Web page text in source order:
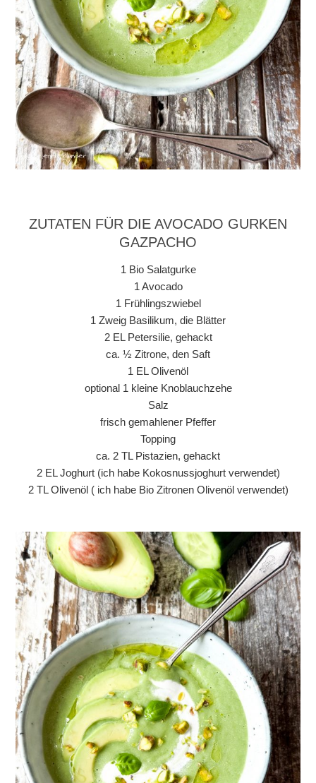
ZUTATEN FÜR DIE AVOCADO GURKEN
GAZPACHO
1 Bio Salatgurke
1 Avocado
1 Frühlingszwiebel
1 Zweig Basilikum, die Blätter
2 EL Petersilie, gehackt
ca. ½ Zitrone, den Saft
1 EL Olivenöl
optional 1 kleine Knoblauchzehe
Salz
frisch gemahlener Pfeffer
Topping
ca. 2 TL Pistazien, gehackt
2 EL Joghurt (ich habe Kokosnussjoghurt verwendet)
2 TL Olivenöl ( ich habe Bio Zitronen Olivenöl verwendet)